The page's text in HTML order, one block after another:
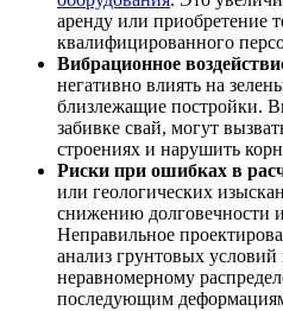
аренду или приобретение
квалифицированного
Вибрационное
негативно влиять на
близлежащие постройки.
забивке свай, могут
строениях и нарушить
Риски при ошибках в
или геологических
снижению долговечности
Неправильное
анализ грунтовых
неравномерному
последующим